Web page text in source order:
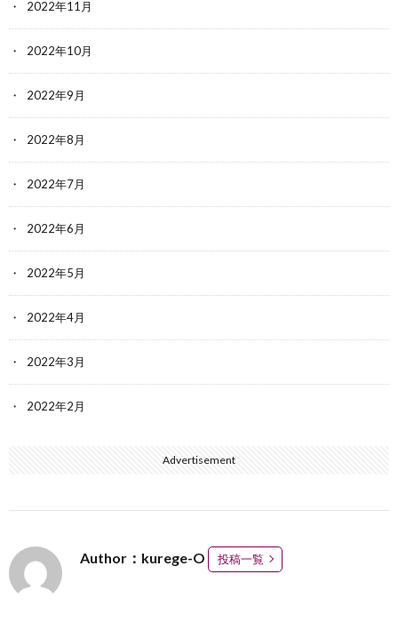
2022年11月
2022年10月
2022年9月
2022年8月
2022年7月
2022年6月
2022年5月
2022年4月
2022年3月
2022年2月
Advertisement
Author：kurege-O 投稿一覧